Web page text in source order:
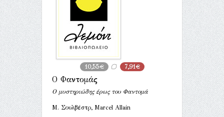
10,55€ 7,91€
Ο Φαντομάς
Ο μυστηριώδης έρως του Φαντομά
Μ. Σουλβέστρ, Marcel Allain